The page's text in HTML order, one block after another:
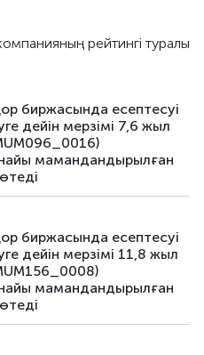
аралас
аралас
аралас
рейтингі туралы
биржасында есептесуі
дейін мерзімі 7,6 жыл
мамандандырылған
биржасында есептесуі
дейін мерзімі 11,8 жыл
мамандандырылған